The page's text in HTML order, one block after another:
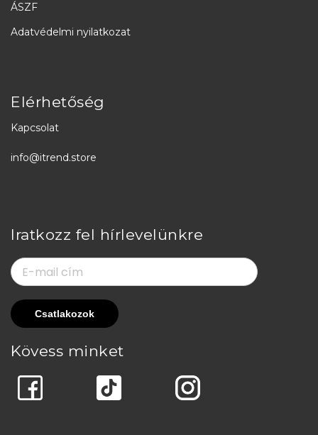
ÁSZF
Adatvédelmi nyilatkozat
Elérhetőség
Kapcsolat
info@itrend.store
Iratkozz fel hírlevelünkre
Kövess minket